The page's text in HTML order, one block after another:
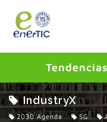
IndustryX
2030 Agenda 5G